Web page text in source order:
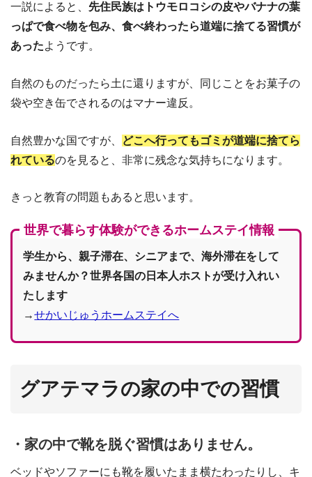
一説によると、 先住民族はトウモロコシの皮やバナナの葉
っぱで食べ物を包み、食べ終わったら道端に捨てる習慣が
あったようです。
自然のものだったら土に還りますが、同じことをお菓子の
袋や空き缶でされるのはマナー違反。
自然豊かな国ですが、
どこへ行ってもゴミが道端に捨てら
れているのを見ると、非常に残念な気持ちになります。
きっと教育の問題もあると思います。
世界で暮らす体験ができるホームステイ情報
学生から、親子滞在、シニアまで、海外滞在をして
みませんか？世界各国の日本人ホストが受け入れい
たします
→せかいじゅうホームステイへ
グアテマラの家の中での習慣
・家の中で靴を脱ぐ習慣はありません。
ベッドやソファーにも靴を履いたまま横たわったりし、キ